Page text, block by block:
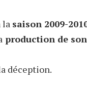
la saison 2009-
production de
déception.